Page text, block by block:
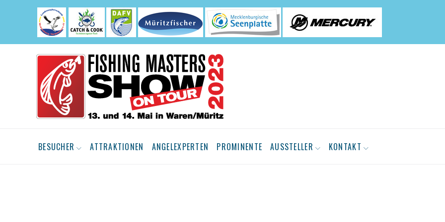
BESUCHER ATTRAKTIONEN ANGELEXPERTEN PROMINENTE AUSSTELLER KONTAKT